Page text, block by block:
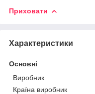
Приховати
Характеристики
Основні
Виробник
Країна виробник